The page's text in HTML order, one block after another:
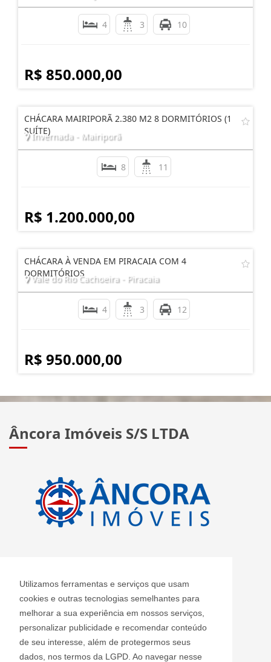
Utilizamos ferramentas e serviços que usam
cookies e outras tecnologias semelhantes para
melhorar a sua experiência em nossos serviços,
personalizar publicidade e recomendar conteúdo
de seu interesse, além de protegermos seus
dados, nos termos da LGPD. Ao navegar nesse
4 3 10
R$ 850.000,00
CHÁCARA MAIRIPORÃ 2.380 M2 8 DORMITÓRIOS (1
SUÍTE)
Invernada - Mairiporã
8 11
R$ 1.200.000,00
CHÁCARA À VENDA EM PIRACAIA COM 4
DORMITÓRIOS
Vale do Rio Cachoeira - Piracaia
4 3 12
R$ 950.000,00
Âncora Imóveis S/S LTDA
Informações de Contato
Âncora Imóveis S/S LTDA - J 2420
ancoraimoveis@uol.com.br